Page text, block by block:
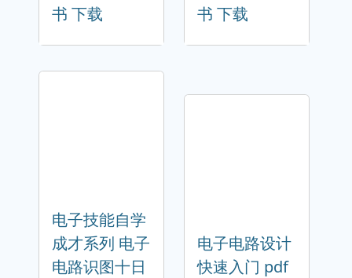
书 下载
书 下载
电子技能自学
成才系列 电子
电路识图十日
电子电路设计
快速入门 pdf